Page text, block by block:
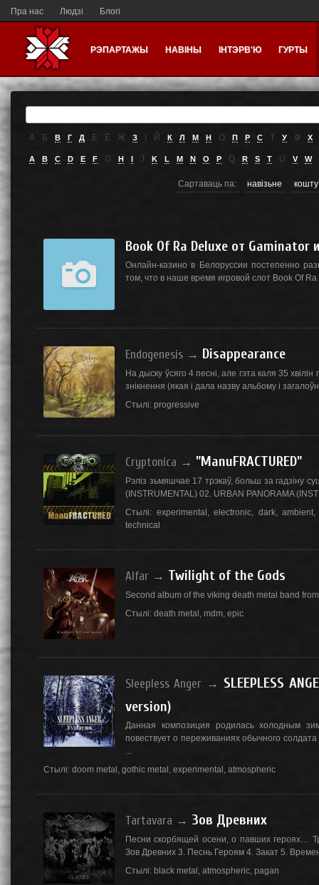
Пра нас Людзі Блогі
РЭПАРТАЖЫ НАВІНЫ ІНТЭРВ'Ю ГУРТЫ
А Б В Г Д Е Ё Ж З Й К Л М Н О П Р С Т У Ф Х
A B C D E F G H I J K L M N O P Q R S T U V W
Сартаваць па: навізьне кошту
Book Of Ra Deluxe от Gaminator
Онлайн-казино в Белоруссии постепенно
том, что в наше время игровой слот Book Of
Endogenesis → Disappearance
На дыску ўсяго 4 песнi, але гэта каля 35 хвiлiн
знiкнення (якая i дала назву альбому i
Стылі: progressive
Cryptonica → "ManuFRACTURED"
Рэліз зьмяшчае 17 трэкаў, больш за гадзіну
(INSTRUMENTAL) 02. URBAN PANORAMA
Стылі: experimental ,electronic, dark,ambient
technical
Alfar → Twilight of the Gods
Second album of the viking death metal band
Стылі: death metal , mdm, epic
Sleepless Anger → SLEEPLESS
version)
Данная композиция родилась холодным
повествует о переживаниях обычного
...
Стылі: doom metal , gothic metal , experimental , atmospheric
Tartavara → Зов Древних
Песни скорбящей осени, о павших героях…
Зов Древних 3. Песнь Героям 4. Закат 5.
Стылі: black metal , atmospheric, pagan